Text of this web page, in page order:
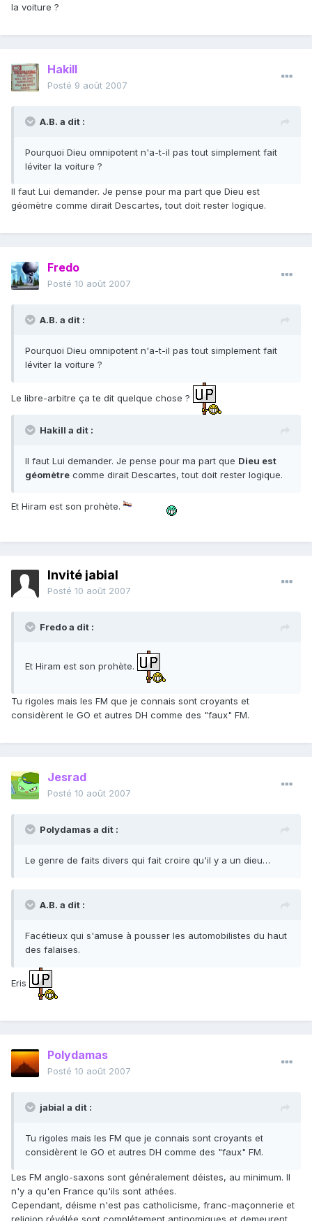
la voiture ?
Hakill
Posté 9 août 2007
A.B. a dit :
Pourquoi Dieu omnipotent n'a-t-il pas tout simplement fait
léviter la voiture ?
Il faut Lui demander. Je pense pour ma part que Dieu est
géomètre comme dirait Descartes, tout doit rester logique.
Fredo
Posté 10 août 2007
A.B. a dit :
Pourquoi Dieu omnipotent n'a-t-il pas tout simplement fait
léviter la voiture ?
Le libre-arbitre ça te dit quelque chose ?
Hakill a dit :
Il faut Lui demander. Je pense pour ma part que Dieu est
géomètre comme dirait Descartes, tout doit rester logique.
Et Hiram est son prohète.
Invité jabial
Posté 10 août 2007
Fredo a dit :
Et Hiram est son prohète.
Tu rigoles mais les FM que je connais sont croyants et
considèrent le GO et autres DH comme des "faux" FM.
Jesrad
Posté 10 août 2007
Polydamas a dit :
Le genre de faits divers qui fait croire qu'il y a un dieu…
A.B. a dit :
Facétieux qui s'amuse à pousser les automobilistes du haut
des falaises.
Eris
Polydamas
Posté 10 août 2007
jabial a dit :
Tu rigoles mais les FM que je connais sont croyants et
considèrent le GO et autres DH comme des "faux" FM.
Les FM anglo-saxons sont généralement déistes, au minimum. Il
n'y a qu'en France qu'ils sont athées.
Cependant, déisme n'est pas catholicisme, franc-maçonnerie et